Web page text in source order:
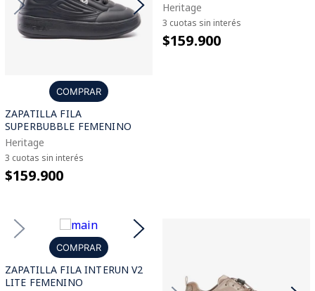
COMPRAR
ZAPATILLA FILA
SUPERBUBBLE FEMENINO
Heritage
3 cuotas sin interés
$159.900
Heritage
3 cuotas sin interés
$159.900
COMPRAR
ZAPATILLA FILA INTERUN V2
LITE FEMENINO